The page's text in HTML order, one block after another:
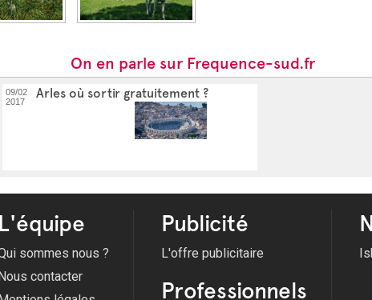
On en parle sur Frequence-sud.fr
09/02
2017
Arles où sortir gratuitement ?
L'équipe
sommes nous ?
contacter
Publicité
L'offre publicitaire
Professionnels